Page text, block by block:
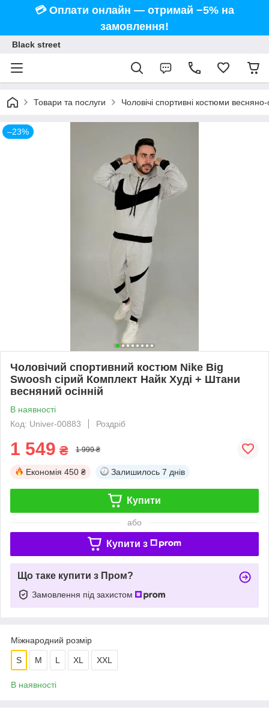
💳 Оплати онлайн — отримай −5% на
замовлення!
Black street
Товари та послуги Чоловічі спортивні костюми весняно-
–23%
Чоловічий спортивний костюм Nike Big
Swoosh сірий Комплект Найк Худі + Штани
весняний осінній
В наявності
Код: Univer-00883
Роздріб
1 549 ₴ 1 999 ₴
Економія 450 ₴ Залишилось 7 днів
Купити
або
Купити з
Що таке купити з Пром?
Замовлення під захистом
Міжнародний розмір
S M L XL XXL
В наявності